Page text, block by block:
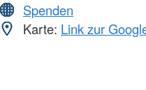
Spenden
Karte: Link zur